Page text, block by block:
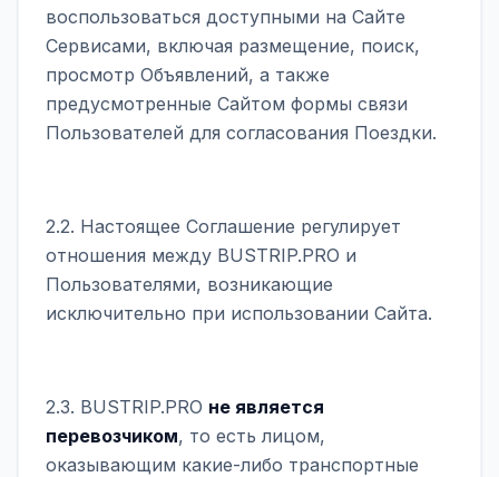
воспользоваться доступными на Сайте
Сервисами, включая размещение, поиск,
просмотр Объявлений, а также
предусмотренные Сайтом формы связи
Пользователей для согласования Поездки.
2.2. Настоящее Соглашение регулирует
отношения между BUSTRIP.PRO и
Пользователями, возникающие
исключительно при использовании Сайта.
2.3. BUSTRIP.PRO не является
перевозчиком, то есть лицом,
оказывающим какие-либо транспортные